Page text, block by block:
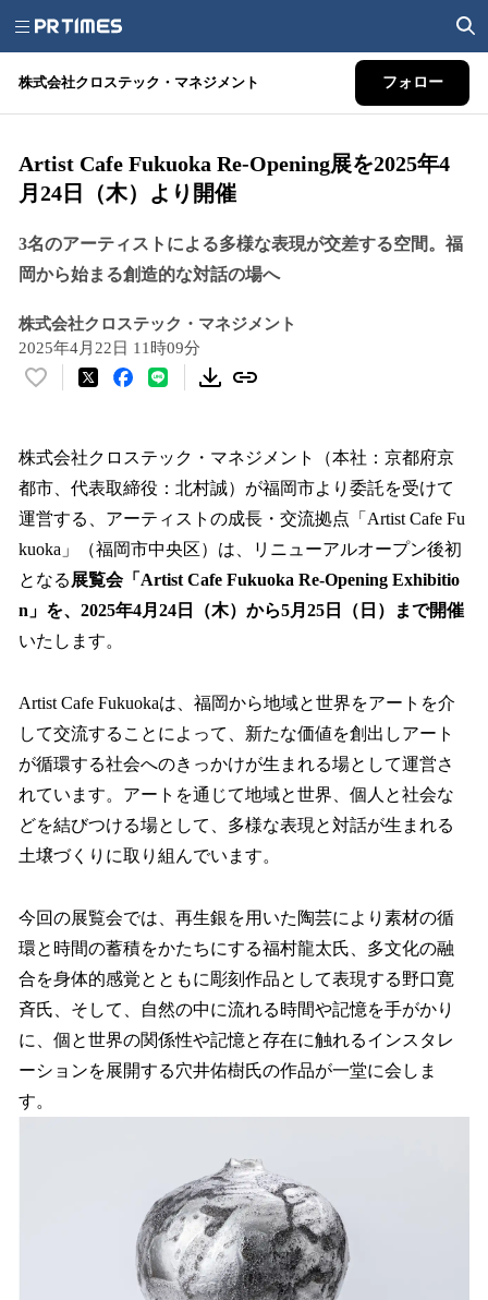
株式会社クロステック・マネジメント フォロー
Artist Cafe Fukuoka Re-Opening展を2025年4
月24日（木）より開催
3名のアーティストによる多様な表現が交差する空間。福
岡から始まる創造的な対話の場へ
株式会社クロステック・マネジメント
2025年4月22日 11時09分
い
！
数
を
読
み
込
み
中
で
株式会社クロステック・マネジメント（本社：京都府京
都市、代表取締役：北村誠）が福岡市より委託を受けて
運営する、アーティストの成長・交流拠点「Artist Cafe Fu
kuoka」（福岡市中央区）は、リニューアルオープン後初
となる 展覧会「Artist Cafe Fukuoka Re-Opening Exhibitio
n」を、2025年4月24日（木）から5月25日（日）まで開催
いたします。
Artist Cafe Fukuokaは、福岡から地域と世界をアートを介
して交流することによって、新たな価値を創出しアート
が循環する社会へのきっかけが生まれる場として運営さ
れています。アートを通じて地域と世界、個人と社会な
どを結びつける場として、多様な表現と対話が生まれる
土壌づくりに取り組んでいます。
今回の展覧会では、再生銀を用いた陶芸により素材の循
環と時間の蓄積をかたちにする福村龍太氏、多文化の融
合を身体的感覚とともに彫刻作品として表現する野口寛
斉氏、そして、自然の中に流れる時間や記憶を手がかり
に、個と世界の関係性や記憶と存在に触れるインスタレ
ーションを展開する穴井佑樹氏の作品が一堂に会しま
す。